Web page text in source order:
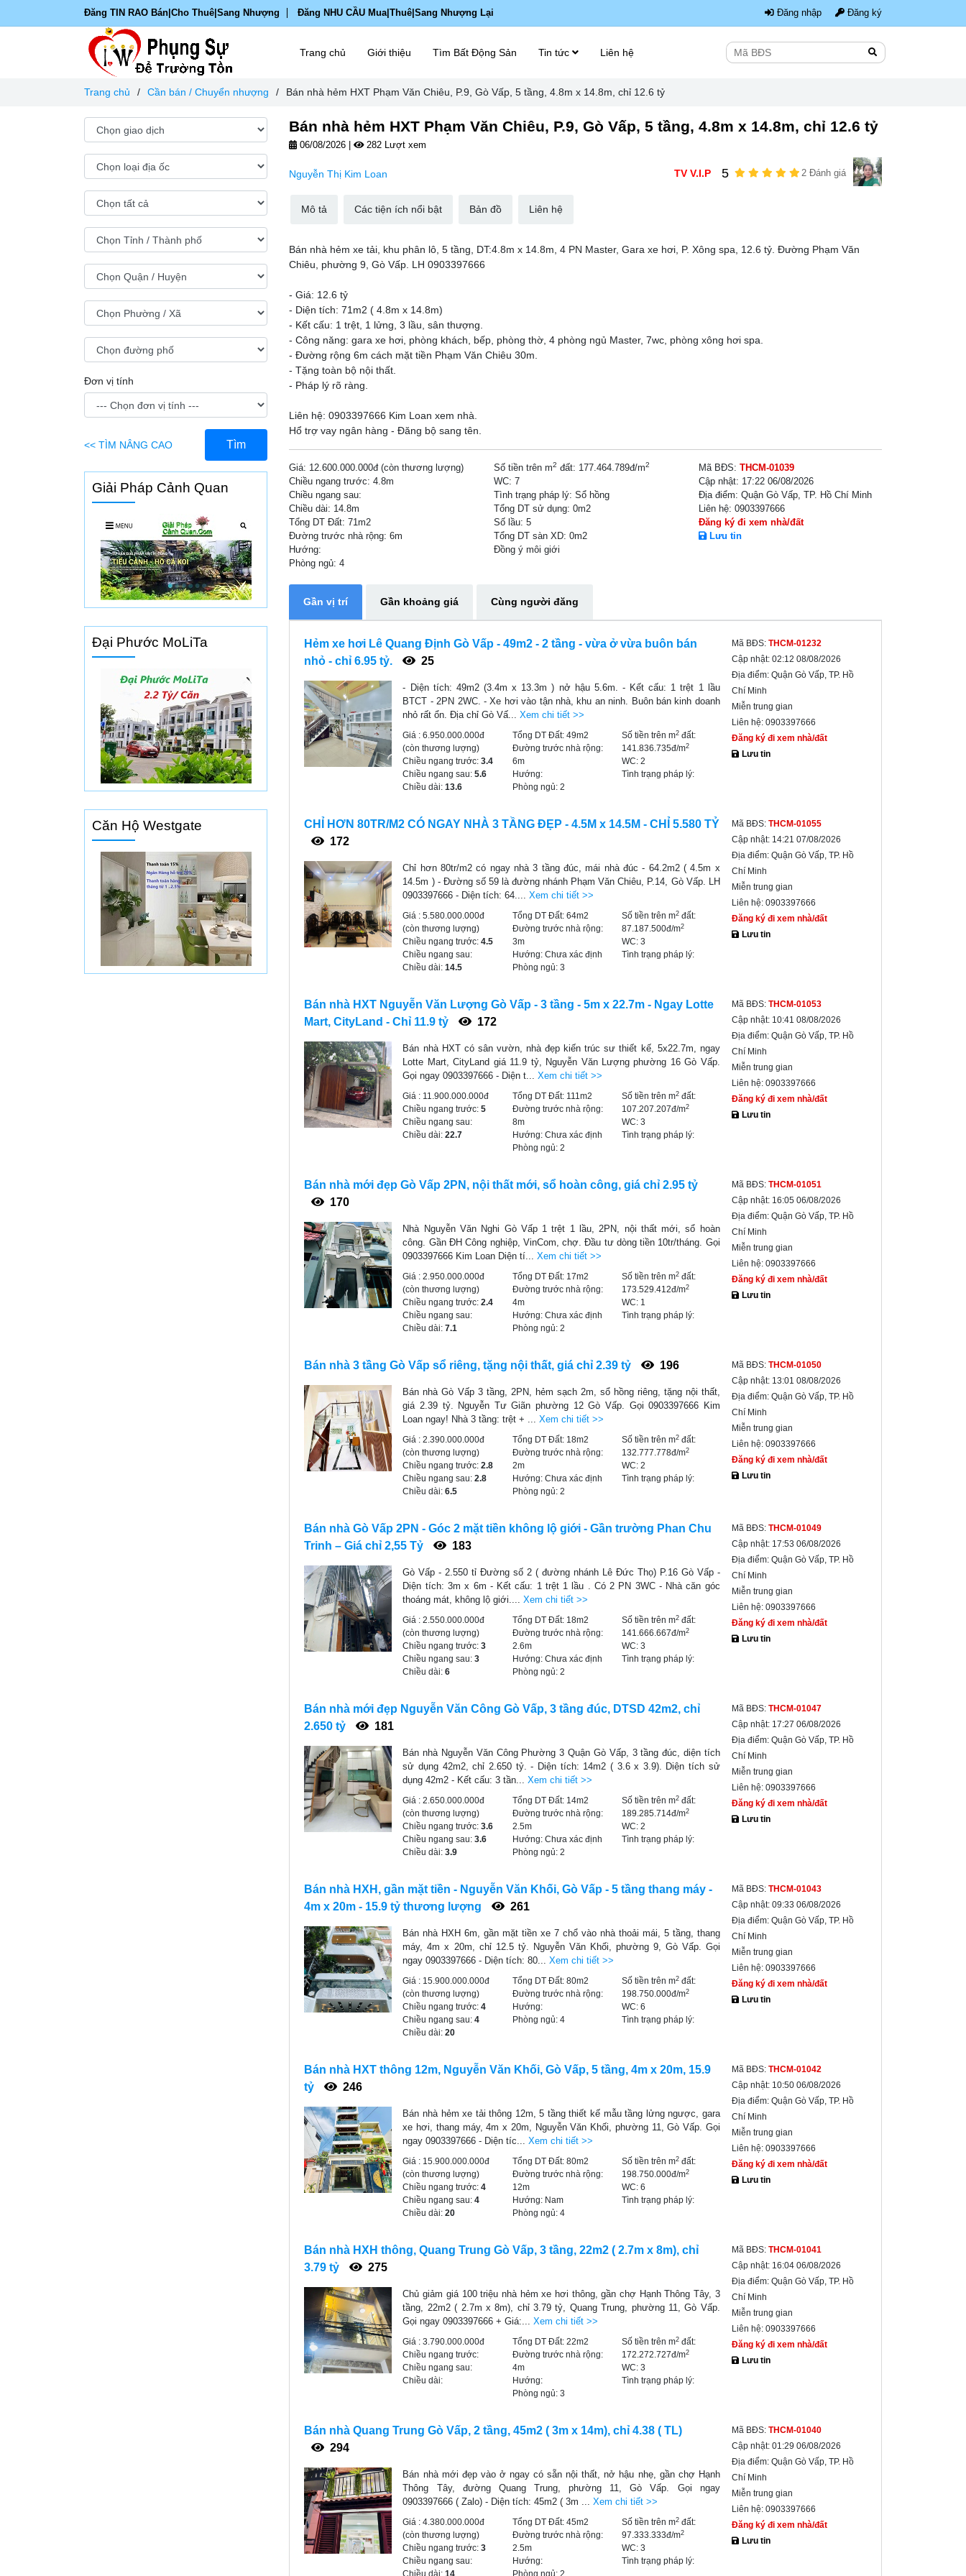
Bán nhà hẻm HXT Phạm Văn Chiêu, P.9, Gò Vấp, 5 tầng, 4.8m x 14.8m, chỉ 12.6 tỷ
06/08/2026 282 Lượt xem
Nguyễn Thị Kim Loan TV V.I.P 5 2 Đánh giá
Mô tả Các tiện ích nổi bật Bản đồ Liên hệ
Bán nhà hẻm xe tải, khu phân lô, 5 tầng, DT:4.8m x 14.8m, 4 PN Master, Gara xe hơi, P. Xông spa, 12.6 tỷ. Đường Phạm Văn
Chiêu, phường 9, Gò Vấp. LH 0903397666
- Giá: 12.6 tỷ
- Diện tích: 71m2 ( 4.8m x 14.8m)
- Kết cấu: 1 trệt, 1 lửng, 3 lầu, sân thượng.
- Công năng: gara xe hơi, phòng khách, bếp, phòng thờ, 4 phòng ngủ Master, 7wc, phòng xông hơi spa.
- Đường rộng 6m cách mặt tiền Phạm Văn Chiêu 30m.
- Tặng toàn bộ nội thất.
- Pháp lý rõ ràng.
Liên hệ: 0903397666 Kim Loan xem nhà.
Giá: 12.600.000.000đ (còn thương lượng)
Chiều ngang trước: 4.8m
Chiều ngang sau:
Chiều dài: 14.8m
Tổng DT Đất: 71m2
Đường trước nhà rộng: 6m
Hướng:
Phòng ngủ: 4
Số tiền trên m2 đất: 177.464.789đ/m2
WC: 7
Tình trạng pháp lý: Sổ hồng
Tổng DT sử dụng: 0m2
Số lầu: 5
Tổng DT sàn XD: 0m2
Đồng ý môi giới
Mã BĐS: THCM-01039
Cập nhật: 17:22 06/08/2026
Địa điểm: Quận Gò Vấp, TP. Hồ Chí Minh
Liên hệ: 0903397666
Đăng ký đi xem nhà/đất
Lưu tin
Gần vị trí Gần khoảng giá Cùng người đăng
Hẻm xe hơi Lê Quang Định Gò Vấp - 49m2 - 2 tầng - vừa ở vừa buôn bán
nhỏ - chỉ 6.95 tỷ.
25
- Diện tích: 49m2 (3.4m x 13.3m ) nở hậu 5.6m. - Kết cấu: 1 trệt 1 lầu
BTCT - 2PN 2WC. - Xe hơi vào tận nhà, khu an ninh. Buôn bán kinh doanh
nhỏ rất ổn. Địa chỉ Gò Vấ...Xem chi tiết >>
Giá : 6.950.000.000đ
(còn thương lượng)
Chiều ngang trước:3.4
Chiều ngang sau:5.6
Chiều dài:13.6
Tổng DT Đất: 49m2
Đường trước nhà rộng:
6m
Hướng:
Phòng ngủ: 2
Số tiền trên m2 đất:
141.836.735đ/m2
WC:2
Tình trạng pháp lý:
Mã BĐS: THCM-01232
Cập nhật: 02:12 08/08/2026
Địa điểm: Quận Gò Vấp, TP. Hồ
Chí Minh
Miễn trung gian
Liên hệ: 0903397666
Đăng ký đi xem nhà/đất
Lưu tin
CHỈ HƠN 80TR/M2 CÓ NGAY NHÀ 3 TẦNG ĐẸP - 4.5M x 14.5M - CHỈ 5.580 TỶ
172
Chỉ hơn 80tr/m2 có ngay nhà 3 tầng đúc, mái nhà đúc - 64.2m2 ( 4.5m x
14.5m ) - Đường số 59 là đường nhánh Phạm Văn Chiêu, P.14, Gò Vấp. LH
0903397666 - Diện tích: 64....Xem chi tiết >>
Giá : 5.580.000.000đ
(còn thương lượng)
Chiều ngang trước:4.5
Chiều ngang sau:
Chiều dài:14.5
Tổng DT Đất: 64m2
Đường trước nhà rộng:
3m
Hướng: Chưa xác định
Phòng ngủ: 3
Số tiền trên m2 đất:
87.187.500đ/m2
WC:3
Tình trạng pháp lý:
Mã BĐS: THCM-01055
Cập nhật: 14:21 07/08/2026
Địa điểm: Quận Gò Vấp, TP. Hồ
Chí Minh
Miễn trung gian
Liên hệ: 0903397666
Đăng ký đi xem nhà/đất
Lưu tin
Bán nhà HXT Nguyễn Văn Lượng Gò Vấp - 3 tầng - 5m x 22.7m - Ngay Lotte
Mart, CityLand - Chỉ 11.9 tỷ
172
Bán nhà HXT có sân vườn, nhà đẹp kiến trúc sư thiết kế, 5x22.7m, ngay
Lotte Mart, CityLand giá 11.9 tỷ, Nguyễn Văn Lượng phường 16 Gò Vấp.
Gọi ngay 0903397666 - Diện t...Xem chi tiết >>
Giá : 11.900.000.000đ
Chiều ngang trước:5
Chiều ngang sau:
Chiều dài:22.7
Tổng DT Đất: 111m2
Đường trước nhà rộng:
8m
Hướng: Chưa xác định
Phòng ngủ: 2
Số tiền trên m2 đất:
107.207.207đ/m2
WC:3
Tình trạng pháp lý:
Mã BĐS: THCM-01053
Cập nhật: 10:41 08/08/2026
Địa điểm: Quận Gò Vấp, TP. Hồ
Chí Minh
Miễn trung gian
Liên hệ: 0903397666
Đăng ký đi xem nhà/đất
Lưu tin
Bán nhà mới đẹp Gò Vấp 2PN, nội thất mới, sổ hoàn công, giá chỉ 2.95 tỷ
170
Nhà Nguyễn Văn Nghi Gò Vấp 1 trệt 1 lầu, 2PN, nội thất mới, sổ hoàn
công. Gần ĐH Công nghiệp, VinCom, chợ. Đầu tư dòng tiền 10tr/tháng. Gọi
0903397666 Kim Loan Diện tí...Xem chi tiết >>
Giá : 2.950.000.000đ
(còn thương lượng)
Chiều ngang trước:2.4
Chiều ngang sau:
Chiều dài:7.1
Tổng DT Đất: 17m2
Đường trước nhà rộng:
4m
Hướng: Chưa xác định
Phòng ngủ: 2
Số tiền trên m2 đất:
173.529.412đ/m2
WC: 1
Tình trạng pháp lý:
Mã BĐS: THCM-01051
Cập nhật: 16:05 06/08/2026
Địa điểm: Quận Gò Vấp, TP. Hồ
Chí Minh
Miễn trung gian
Liên hệ: 0903397666
Đăng ký đi xem nhà/đất
Lưu tin
Bán nhà 3 tầng Gò Vấp sổ riêng, tặng nội thất, giá chỉ 2.39 tỷ 196
Bán nhà Gò Vấp 3 tầng, 2PN, hẻm sạch 2m, sổ hồng riêng, tặng nội thất,
giá 2.39 tỷ. Nguyễn Tư Giãn phường 12 Gò Vấp. Gọi 0903397666 Kim
Loan ngay! Nhà 3 tầng: trệt + ...Xem chi tiết >>
Giá : 2.390.000.000đ
(còn thương lượng)
Chiều ngang trước:2.8
Chiều ngang sau:2.8
Chiều dài:6.5
Tổng DT Đất: 18m2
Đường trước nhà rộng:
2m
Hướng: Chưa xác định
Phòng ngủ: 2
Số tiền trên m2 đất:
132.777.778đ/m2
WC:2
Tình trạng pháp lý:
Mã BĐS: THCM-01050
Cập nhật: 13:01 08/08/2026
Địa điểm: Quận Gò Vấp, TP. Hồ
Chí Minh
Miễn trung gian
Liên hệ: 0903397666
Đăng ký đi xem nhà/đất
Lưu tin
Bán nhà Gò Vấp 2PN - Góc 2 mặt tiền không lộ giới - Gần trường Phan Chu
Trinh – Giá chỉ 2,55 Tỷ
183
Gò Vấp - 2.550 tỉ Đường số 2 ( đường nhánh Lê Đức Thọ) P.16 Gò Vấp -
Diện tích: 3m x 6m - Kết cấu: 1 trệt 1 lầu . Có 2 PN 3WC - Nhà căn góc
thoáng mát, không lộ giới....Xem chi tiết >>
Giá : 2.550.000.000đ
(còn thương lượng)
Chiều ngang trước:3
Chiều ngang sau:3
Chiều dài:6
Tổng DT Đất: 18m2
Đường trước nhà rộng:
2.6m
Hướng: Chưa xác định
Phòng ngủ: 2
Số tiền trên m2 đất:
141.666.667đ/m2
WC:3
Tình trạng pháp lý:
Mã BĐS: THCM-01049
Cập nhật: 17:53 06/08/2026
Địa điểm: Quận Gò Vấp, TP. Hồ
Chí Minh
Miễn trung gian
Liên hệ: 0903397666
Đăng ký đi xem nhà/đất
Lưu tin
Bán nhà mới đẹp Nguyễn Văn Công Gò Vấp, 3 tầng đúc, DTSD 42m2, chỉ
2.650 tỷ
181
Bán nhà Nguyễn Văn Công Phường 3 Quận Gò Vấp, 3 tầng đúc, diện tích
sử dụng 42m2, chỉ 2.650 tỷ. - Diện tích: 14m2 ( 3.6 x 3.9). Diện tích sử
dụng 42m2 - Kết cấu: 3 tần...Xem chi tiết >>
Giá : 2.650.000.000đ
(còn thương lượng)
Chiều ngang trước:3.6
Chiều ngang sau:3.6
Chiều dài:3.9
Tổng DT Đất: 14m2
Đường trước nhà rộng:
2.5m
Hướng: Chưa xác định
Phòng ngủ: 2
Số tiền trên m2 đất:
189.285.714đ/m2
WC:2
Tình trạng pháp lý:
Mã BĐS: THCM-01047
Cập nhật: 17:27 06/08/2026
Địa điểm: Quận Gò Vấp, TP. Hồ
Chí Minh
Miễn trung gian
Liên hệ: 0903397666
Đăng ký đi xem nhà/đất
Lưu tin
Bán nhà HXH, gần mặt tiền - Nguyễn Văn Khối, Gò Vấp - 5 tầng thang máy -
4m x 20m - 15.9 tỷ thương lượng
261
Bán nhà HXH 6m, gần mặt tiền xe 7 chổ vào nhà thoải mái, 5 tầng, thang
máy, 4m x 20m, chỉ 12.5 tỷ. Nguyễn Văn Khối, phường 9, Gò Vấp. Gọi
ngay 0903397666 - Diện tích: 80...Xem chi tiết >>
Giá : 15.900.000.000đ
(còn thương lượng)
Chiều ngang trước:4
Chiều ngang sau:4
Chiều dài:20
Tổng DT Đất: 80m2
Đường trước nhà rộng:
Hướng:
Phòng ngủ: 4
Số tiền trên m2 đất:
198.750.000đ/m2
WC:6
Tình trạng pháp lý:
Mã BĐS: THCM-01043
Cập nhật: 09:33 06/08/2026
Địa điểm: Quận Gò Vấp, TP. Hồ
Chí Minh
Miễn trung gian
Liên hệ: 0903397666
Đăng ký đi xem nhà/đất
Lưu tin
Bán nhà HXT thông 12m, Nguyễn Văn Khối, Gò Vấp, 5 tầng, 4m x 20m, 15.9
tỷ
246
Bán nhà hẻm xe tải thông 12m, 5 tầng thiết kế mẫu tầng lửng ngược, gara
xe hơi, thang máy, 4m x 20m, Nguyễn Văn Khối, phường 11, Gò Vấp. Gọi
ngay 0903397666 - Diện tíc...Xem chi tiết >>
Giá : 15.900.000.000đ
(còn thương lượng)
Chiều ngang trước:4
Chiều ngang sau:4
Chiều dài:20
Tổng DT Đất: 80m2
Đường trước nhà rộng:
12m
Hướng: Nam
Phòng ngủ: 4
Số tiền trên m2 đất:
198.750.000đ/m2
WC:6
Tình trạng pháp lý:
Mã BĐS: THCM-01042
Cập nhật: 10:50 06/08/2026
Địa điểm: Quận Gò Vấp, TP. Hồ
Chí Minh
Miễn trung gian
Liên hệ: 0903397666
Đăng ký đi xem nhà/đất
Lưu tin
Bán nhà HXH thông, Quang Trung Gò Vấp, 3 tầng, 22m2 ( 2.7m x 8m), chỉ
3.79 tỷ
275
Chủ giảm giá 100 triệu nhà hẻm xe hơi thông, gần chợ Hạnh Thông Tây, 3
tầng, 22m2 ( 2.7m x 8m), chỉ 3.79 tỷ, Quang Trung, phường 11, Gò Vấp.
Gọi ngay 0903397666 + Giá:...Xem chi tiết >>
Giá : 3.790.000.000đ
Chiều ngang trước:
Chiều ngang sau:
Chiều dài:
Tổng DT Đất: 22m2
Đường trước nhà rộng:
4m
Hướng:
Phòng ngủ: 3
Số tiền trên m2 đất:
172.272.727đ/m2
WC:3
Tình trạng pháp lý:
Mã BĐS: THCM-01041
Cập nhật: 16:04 06/08/2026
Địa điểm: Quận Gò Vấp, TP. Hồ
Chí Minh
Miễn trung gian
Liên hệ: 0903397666
Đăng ký đi xem nhà/đất
Lưu tin
Bán nhà Quang Trung Gò Vấp, 2 tầng, 45m2 ( 3m x 14m), chỉ 4.38 ( TL)
294
Bán nhà mới đẹp vào ở ngay có sẵn nội thất, nở hậu nhẹ, gần chợ Hạnh
Thông Tây, đường Quang Trung, phường 11, Gò Vấp. Gọi ngay
0903397666 ( Zalo) - Diện tích: 45m2 ( 3m ...Xem chi tiết >>
Giá : 4.380.000.000đ
(còn thương lượng)
Chiều ngang trước:3
Chiều ngang sau:
Chiều dài:14
Tổng DT Đất: 45m2
Đường trước nhà rộng:
2.5m
Hướng:
Phòng ngủ: 2
Số tiền trên m2 đất:
97.333.333đ/m2
WC:3
Tình trạng pháp lý:
Mã BĐS: THCM-01040
Cập nhật: 01:29 06/08/2026
Địa điểm: Quận Gò Vấp, TP. Hồ
Chí Minh
Miễn trung gian
Liên hệ: 0903397666
Đăng ký đi xem nhà/đất
Lưu tin
Đơn vị tính
<< TÌM NÂNG CAO Tìm
Giải Pháp Cảnh Quan
Đại Phước MoLiTa
Căn Hộ Westgate
Trang chủ / Cần bán / Chuyển nhượng / Bán nhà hẻm HXT Phạm Văn Chiêu, P.9, Gò Vấp, 5 tầng, 4.8m x 14.8m, chỉ 12.6 tỷ
Đăng TIN RAO Bán|Cho Thuê|Sang Nhượng Đăng NHU CẦU Mua|Thuê|Sang Nhượng Lại Đăng nhập Đăng ký
Trang chủ Giới thiệu Tìm Bất Động Sản Tin tức Liên hệ